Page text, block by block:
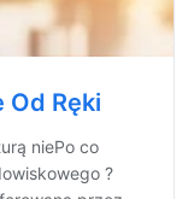
Od Ręki
niePo co
?